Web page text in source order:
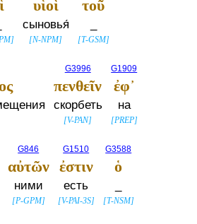
]
υἱοὶ
сыновья́
[N-NPM]
τοῦ
[T-GSM]
G3996
πενθεῖν
скорбеть
[V-PAN]
G1909
ἐφ᾽
на
[PREP]
G846
αὐτῶν
ними
[P-GPM]
G1510
ἐστιν
есть
[V-PAI-3S]
G3588
ὁ
[T-NSM]